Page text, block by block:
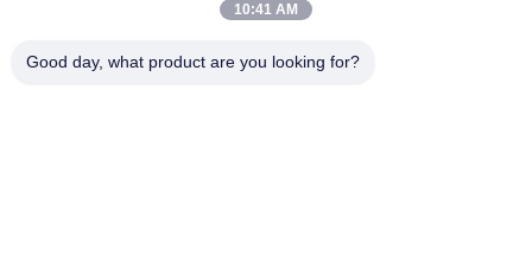
10:41 AM
Good day, what product are you looking for?